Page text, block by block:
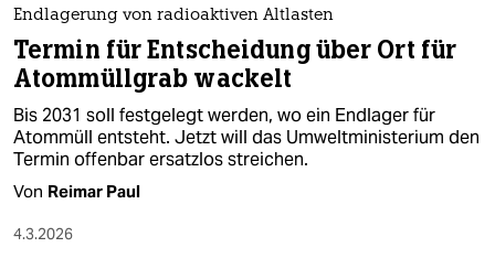
Endlagerung von radioaktiven Altlasten
Termin für Entscheidung über Ort für
Atommüllgrab wackelt
Bis 2031 soll festgelegt werden, wo ein Endlager für
Atommüll entsteht. Jetzt will das Umweltministerium den
Termin offenbar ersatzlos streichen.
Von Reimar Paul
4.3.2026